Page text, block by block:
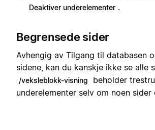
Deaktiver underelementer .
Begrensede sider
Avhengig av Tilgang til databasen
sidene, kan du kanskje ikke se alle
/veksleblokk-visning
beholder
underelementer selv om noen sider